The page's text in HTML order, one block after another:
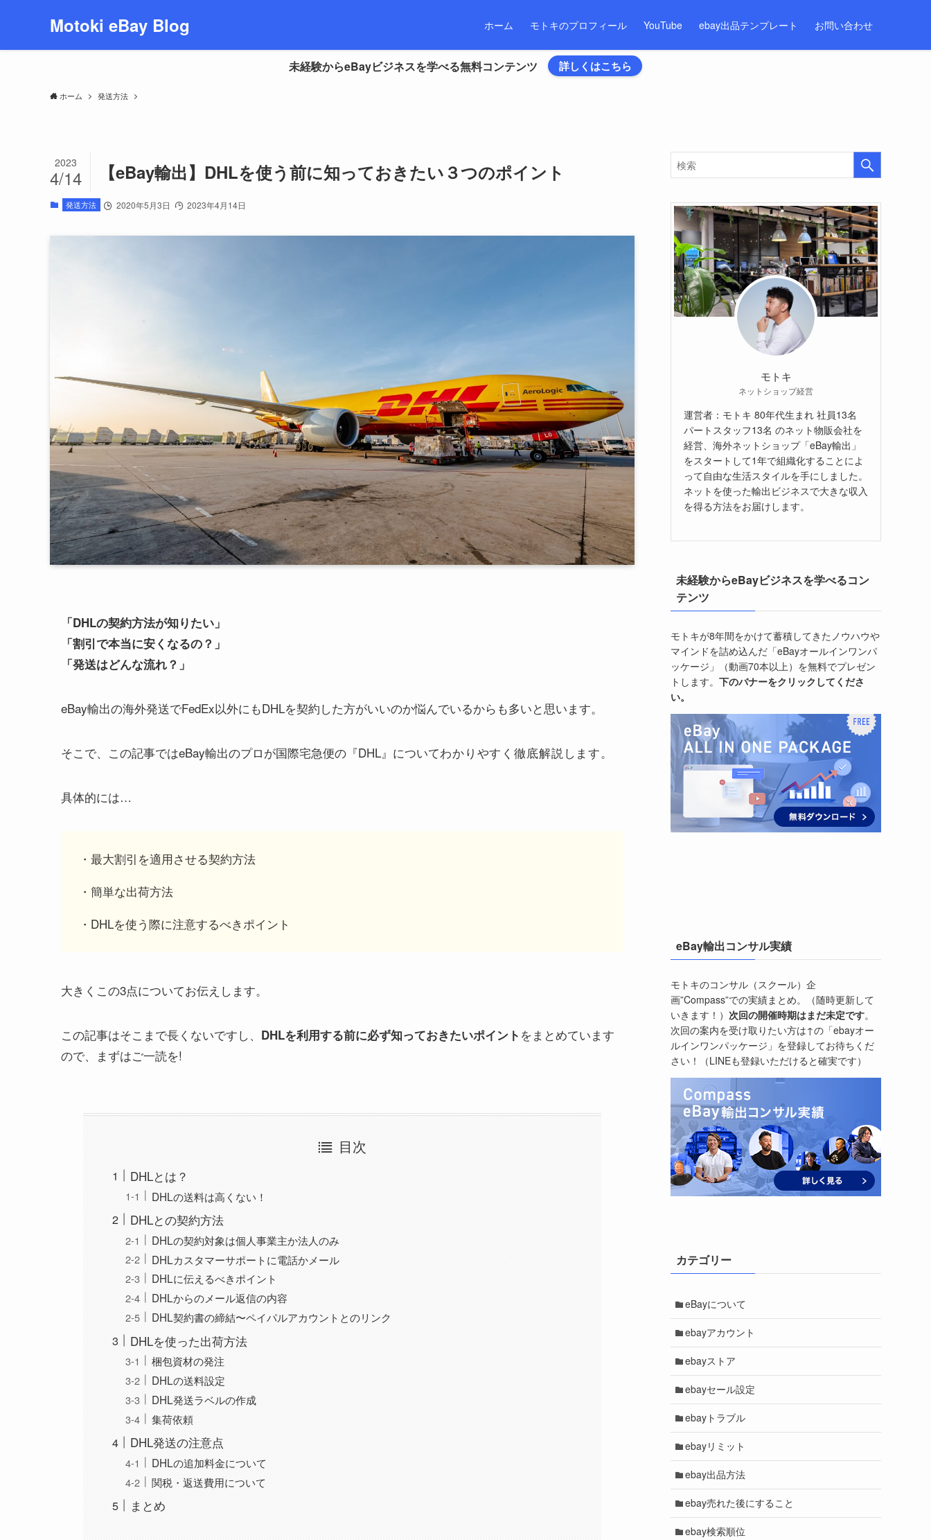
Motoki eBay Blog ホーム モトキのプロフィール YouTube ebay出品テンプレート お問い合わせ
未経験からeBayビジネスを学べる無料コンテンツ 詳しくはこちら
ホーム 発送方法
【eBay輸出】DHLを使う前に知っておきたい３つのポイント
2023
4/14
発送方法 2020年5月3日 2023年4月14日
「DHLの契約方法が知りたい」
「割引で本当に安くなるの？」
「発送はどんな流れ？」
eBay輸出の海外発送でFedEx以外にもDHLを契約した方がいいのか悩んでいるからも多いと思います。
そこで、この記事ではeBay輸出のプロが国際宅急便の『DHL』についてわかりやすく徹底解説します。
具体的には…
・最大割引を適用させる契約方法
・簡単な出荷方法
・DHLを使う際に注意するべきポイント
大きくこの3点についてお伝えします。
この記事はそこまで長くないですし、 DHLを利用する前に必ず知っておきたいポイント をまとめています
ので、まずはご一読を!
目次
DHLとは？
DHLの送料は高くない！
DHLとの契約方法
DHLの契約対象は個人事業主か法人のみ
DHLカスタマーサポートに電話かメール
DHLに伝えるべきポイント
DHLからのメール返信の内容
DHL契約書の締結〜ペイパルアカウントとのリンク
DHLを使った出荷方法
梱包資材の発注
DHLの送料設定
DHL発送ラベルの作成
集荷依頼
DHL発送の注意点
DHLの追加料金について
関税・返送費用について
まとめ
モトキ
ネットショップ経営
運営者：モトキ 80年代生まれ 社員13名
パートスタッフ13名 のネット物販会社を
経営、海外ネットショップ「eBay輸出」
をスタートして1年で組織化することによ
って自由な生活スタイルを手にしました。
ネットを使った輸出ビジネスで大きな収入
を得る方法をお届けします。
未経験からeBayビジネスを学べるコン
テンツ
モトキが8年間をかけて蓄積してきたノウハウや
マインドを詰め込んだ「eBayオールインワンパ
ッケージ」（動画70本以上）を無料でプレゼン
トします。 下のバナーをクリックしてくださ
い。
eBay輸出コンサル実績
モトキのコンサル（スクール）企
画”Compass”での実績まとめ。（随時更新して
いきます！） 次回の開催時期はまだ未定です。
次回の案内を受け取りたい方は↑の「ebayオー
ルインワンパッケージ」を登録してお待ちくだ
さい！（LINEも登録いただけると確実です）
カテゴリー
eBayについて
ebayアカウント
ebayストア
ebayセール設定
ebayトラブル
ebayリミット
ebay出品方法
ebay売れた後にすること
ebay検索順位